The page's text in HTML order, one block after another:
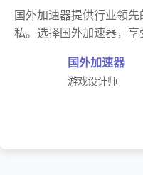
国外加速器提供行业领
私。选择国外加速器，享
国外加速器
游戏设计师